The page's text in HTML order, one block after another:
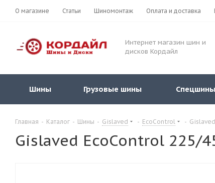
О магазине Статьи Шиномонтаж Оплата и доставка
Интернет магазин шин и
дисков Кордайл
Шины Грузовые шины Спецшины
Главная - Каталог - Шины - Gislaved - EcoControl -
Gislaved EcoControl 225/